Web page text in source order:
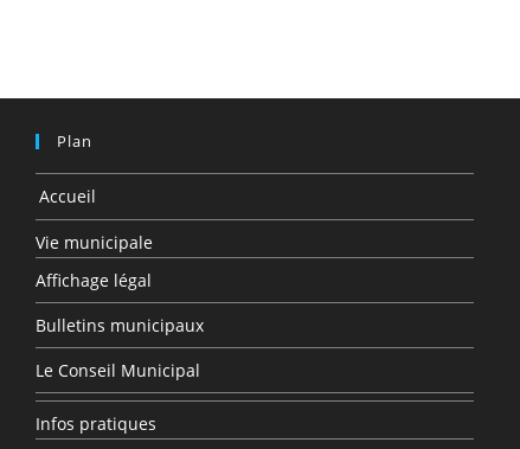
Plan
Accueil
Vie municipale
Affichage légal
Bulletins municipaux
Le Conseil Municipal
Infos pratiques